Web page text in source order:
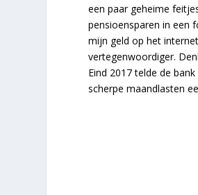
een paar geheime
pensioensparen in een
mijn geld op het
vertegenwoordiger.
Eind 2017 telde de
scherpe maandlasten